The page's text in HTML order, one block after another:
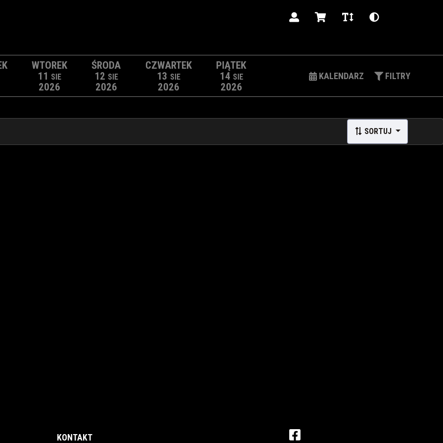
WTOREK
11 SIE
2026
ŚRODA
12 SIE
2026
CZWARTEK
13 SIE
2026
PIĄTEK
14 SIE
2026
KALENDARZ FILTRY
SORTUJ
KONTAKT